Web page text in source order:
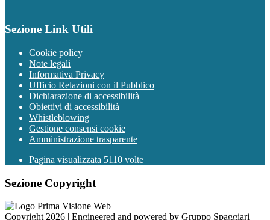
Sezione Link Utili
Cookie policy
Note legali
Informativa Privacy
Ufficio Relazioni con il Pubblico
Dichiarazione di accessibilità
Obiettivi di accessibilità
Whistleblowing
Gestione consensi cookie
Amministrazione trasparente
Pagina visualizzata 5110 volte
Sezione Copyright
Copyright 2026 | Engineered and powered by Gruppo Spaggiari